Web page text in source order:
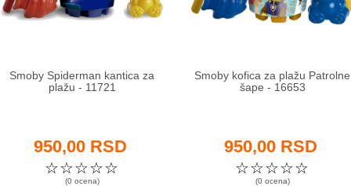
Smoby Spiderman kantica za
plažu - 11721
950,00 RSD
☆
☆
☆
☆
☆
(0 ocena)
Smoby kofica za plažu Patrolne
šape - 16653
950,00 RSD
☆
☆
☆
☆
☆
(0 ocena)